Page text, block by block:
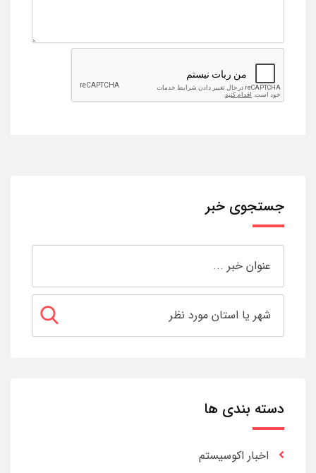
جستجوی خبر
دسته بندی ها
اخبار اکوسیستم